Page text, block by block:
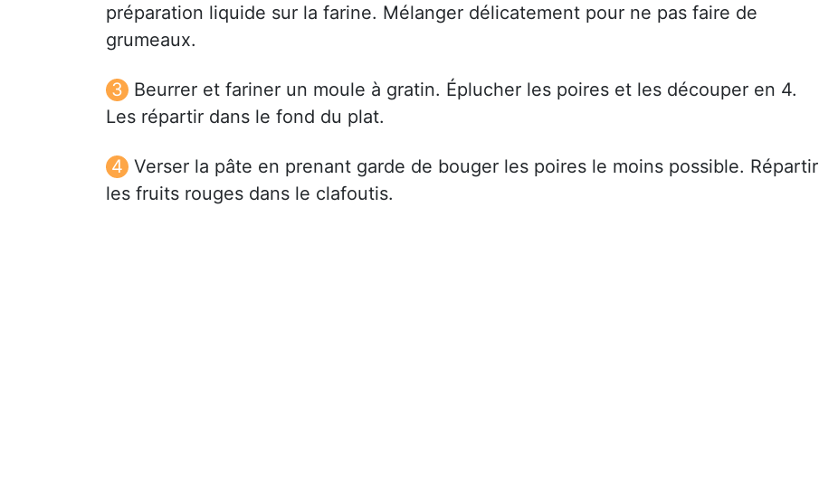
préparation liquide sur la farine. Mélanger délicatement pour ne pas faire de
grumeaux.
Beurrer et fariner un moule à gratin. Éplucher les poires et les découper en 4.
Les répartir dans le fond du plat.
Verser la pâte en prenant garde de bouger les poires le moins possible. Répartir
les fruits rouges dans le clafoutis.